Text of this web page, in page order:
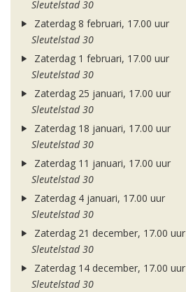
Sleutelstad 30
Zaterdag 8 februari, 17.00 uur
Sleutelstad 30
Zaterdag 1 februari, 17.00 uur
Sleutelstad 30
Zaterdag 25 januari, 17.00 uur
Sleutelstad 30
Zaterdag 18 januari, 17.00 uur
Sleutelstad 30
Zaterdag 11 januari, 17.00 uur
Sleutelstad 30
Zaterdag 4 januari, 17.00 uur
Sleutelstad 30
Zaterdag 21 december, 17.00 uur
Sleutelstad 30
Zaterdag 14 december, 17.00 uur
Sleutelstad 30